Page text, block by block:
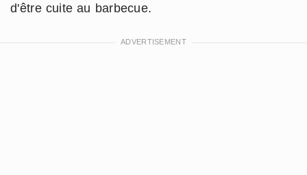
d'être cuite au barbecue.